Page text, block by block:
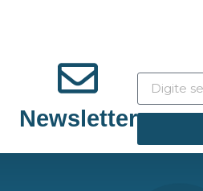
Newsletter